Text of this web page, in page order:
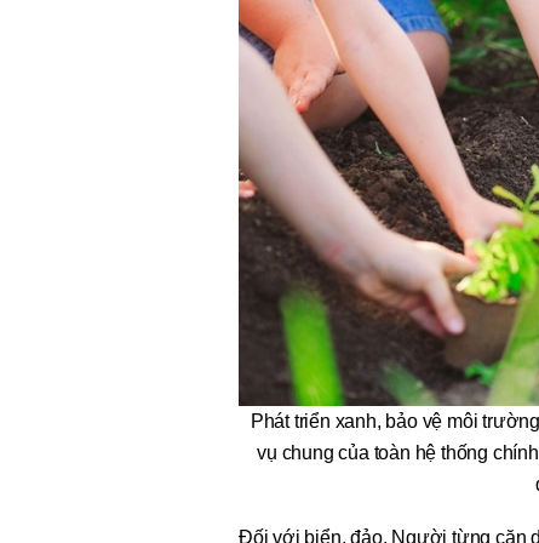
Phát triển xanh, bảo vệ môi
vụ chung của toàn hệ thống
Đối với biển, đảo, Người từng căn